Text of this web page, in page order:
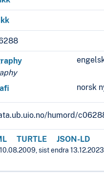
norsk
humord/
TURTLE JSON-LD
sist endra 13.12.2023